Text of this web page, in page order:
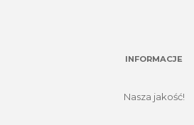
INFORMACJE
Nasza jakość!